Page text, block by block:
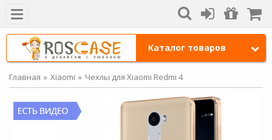
Каталог товаров
Главная Xiaomi Чехлы для Xiaomi Redmi 4